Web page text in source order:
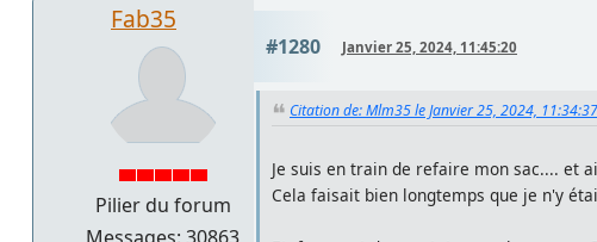
Fab35
Pilier du forum
#1280 Janvier 25, 2024, 11:45:20
Citation de: Mlm35 le Janvier 25, 2024, 11:34:37
Je suis en train de refaire mon sac.... et
Cela faisait bien longtemps que je n'y